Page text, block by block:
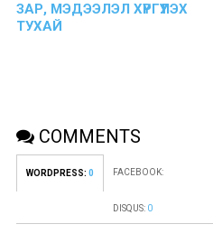
ЗАР, МЭДЭЭЛЭЛ ХҮРГҮҮЛЭХ
ТУХАЙ
COMMENTS
WORDPRESS: 0 FACEBOOK:
DISQUS: 0